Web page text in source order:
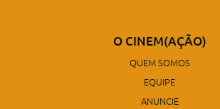
O CINEM(AÇÃO)
QUEM SOMOS
EQUIPE
ANUNCIE